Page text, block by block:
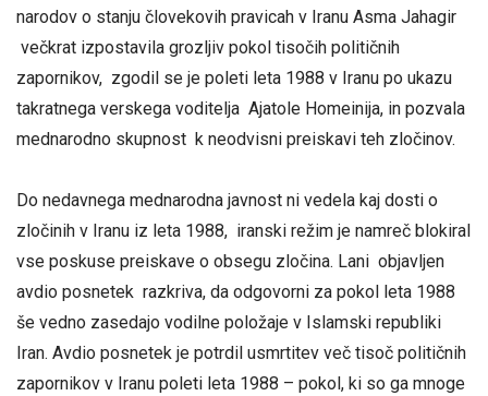
narodov o stanju človekovih pravicah v Iranu Asma Jahagir
večkrat izpostavila grozljiv pokol tisočih političnih
zapornikov, zgodil se je poleti leta 1988 v Iranu po ukazu
takratnega verskega voditelja Ajatole Homeinija, in pozvala
mednarodno skupnost k neodvisni preiskavi teh zločinov.
Do nedavnega mednarodna javnost ni vedela kaj dosti o
zločinih v Iranu iz leta 1988, iranski režim je namreč blokiral
vse poskuse preiskave o obsegu zločina. Lani objavljen
avdio posnetek razkriva, da odgovorni za pokol leta 1988
še vedno zasedajo vodilne položaje v Islamski republiki
Iran. Avdio posnetek je potrdil usmrtitev več tisoč političnih
zapornikov v Iranu poleti leta 1988 – pokol, ki so ga mnoge